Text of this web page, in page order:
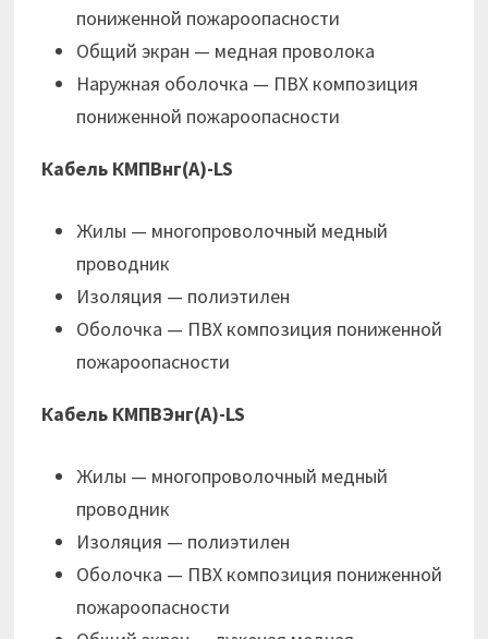
пониженной пожароопасности
Общий экран — медная проволока
Наружная оболочка — ПВХ композиция
пониженной пожароопасности
Кабель КМПВнг(А)-LS
Жилы — многопроволочный медный
проводник
Изоляция — полиэтилен
Оболочка — ПВХ композиция пониженной
пожароопасности
Кабель КМПВЭнг(А)-LS
Жилы — многопроволочный медный
проводник
Изоляция — полиэтилен
Оболочка — ПВХ композиция пониженной
пожароопасности